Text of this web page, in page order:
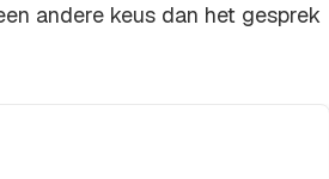
andere keus dan het gesprek